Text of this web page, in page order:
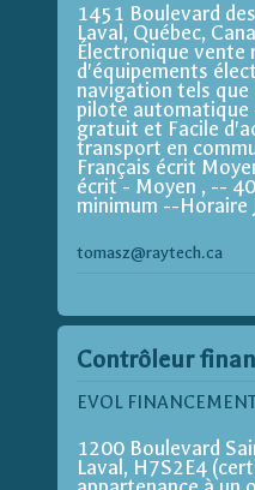
1451 Boulevard
Laval, Québec,
Électronique
d'équipements
navigation tels que
pilote
gratuit et Facile
transport en
Français écrit
écrit - Moyen , --
minimum --Horaire
tomasz@raytech.ca
Contrôleur
EVOL
1200 Boulevard
Laval, H7S2E4